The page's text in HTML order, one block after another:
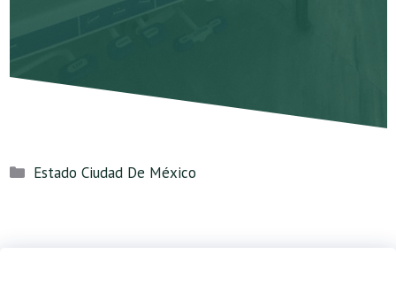
Categorías
Estado Ciudad De México